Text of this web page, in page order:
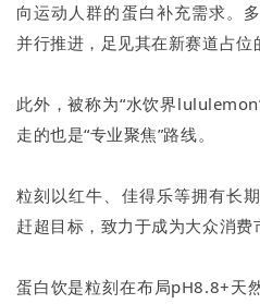
向运动人群的蛋白补充需求。
并行推进，足见其在新赛道占位
此外，被称为“水饮界
走的也是“专业聚焦”路线。
粒刻以红牛、佳得乐等拥有长
赶超目标，致力于成为大众消费
蛋白饮是粒刻在布局pH8.8+天